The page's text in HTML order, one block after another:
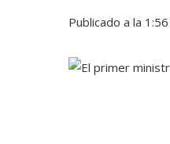
Publicado a la